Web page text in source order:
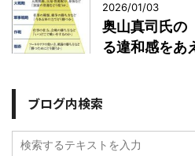
2026/01/03
奥山真司氏の
る違和感をあ
ブログ内検索